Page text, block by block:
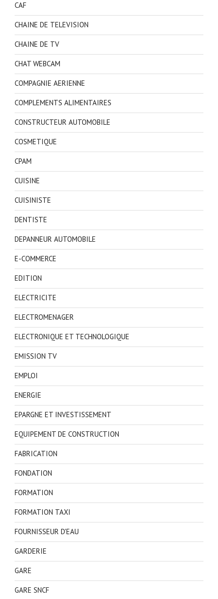
CAF
CHAINE DE TELEVISION
CHAINE DE TV
CHAT WEBCAM
COMPAGNIE AERIENNE
COMPLEMENTS ALIMENTAIRES
CONSTRUCTEUR AUTOMOBILE
COSMETIQUE
CPAM
CUISINE
CUISINISTE
DENTISTE
DEPANNEUR AUTOMOBILE
E-COMMERCE
EDITION
ELECTRICITE
ELECTROMENAGER
ELECTRONIQUE ET TECHNOLOGIQUE
EMISSION TV
EMPLOI
ENERGIE
EPARGNE ET INVESTISSEMENT
EQUIPEMENT DE CONSTRUCTION
FABRICATION
FONDATION
FORMATION
FORMATION TAXI
FOURNISSEUR D'EAU
GARDERIE
GARE
GARE SNCF